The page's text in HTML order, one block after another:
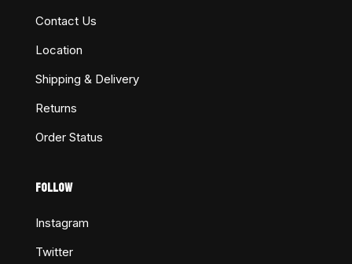
Contact Us
Location
Shipping & Delivery
Returns
Order Status
FOLLOW
Instagram
Twitter